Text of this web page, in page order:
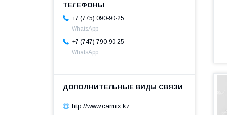
+7 (775) 090-90-25
WhatsApp
+7 (747) 790-90-25
WhatsApp
http://www.carmix.kz